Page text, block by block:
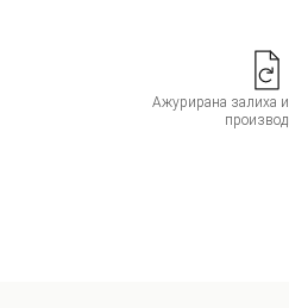
Ажурирана залиха и